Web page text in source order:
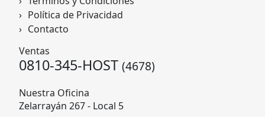
Política de Privacidad
Contacto
Ventas
0810-345-HOST (4678)
Nuestra Oficina
Zelarrayán 267 - Local 5